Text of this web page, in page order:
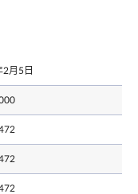
月5日